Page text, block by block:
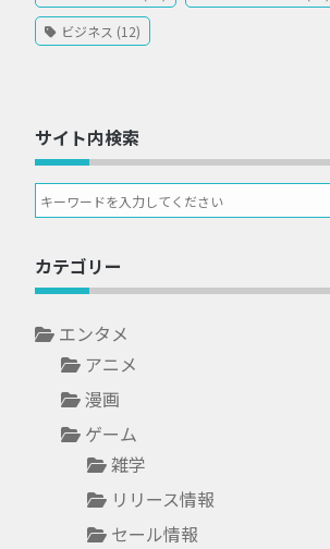
ビジネス (12)
サイト内検索
カテゴリー
エンタメ
アニメ
漫画
ゲーム
雑学
リリース情報
セール情報